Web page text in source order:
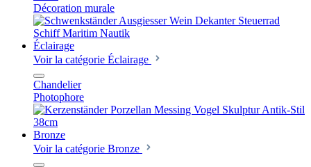
Décoration murale
Éclairage
Voir la catégorie Éclairage
Chandelier
Photophore
Bronze
Voir la catégorie Bronze